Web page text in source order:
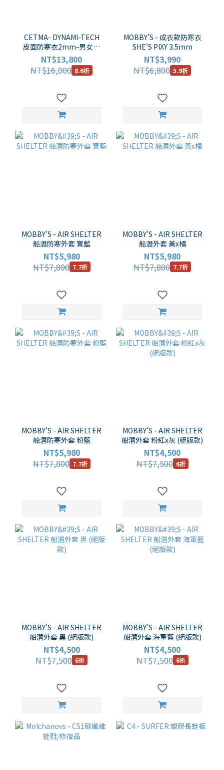
CETMA- DYNAMI-TECH
皮面防寒衣2mm-男女通
用款
NT$13,800
NT$16,000 8.6折
MOBBY'S - 成衣款防寒衣
SHE'S PIXY 3.5mm
NT$3,990
NT$6,800 5.9折
MOBBY'S - AIR SHELTER
船潛防寒外套 寶藍
NT$5,980
NT$7,800 7.7折
MOBBY'S - AIR SHELTER
船潛外套 黃x橘
NT$5,980
NT$7,800 7.7折
MOBBY'S - AIR SHELTER
船潛防寒外套 粉藍
NT$5,980
NT$7,800 7.7折
MOBBY'S - AIR SHELTER
船潛外套 粉紅x灰 (絕版款)
NT$4,500
NT$7,500 6折
MOBBY'S - AIR SHELTER
船潛外套 黑 (絕版款)
NT$4,500
NT$7,500 6折
MOBBY'S - AIR SHELTER
船潛外套 海軍藍 (絕版款)
NT$4,500
NT$7,500 6折